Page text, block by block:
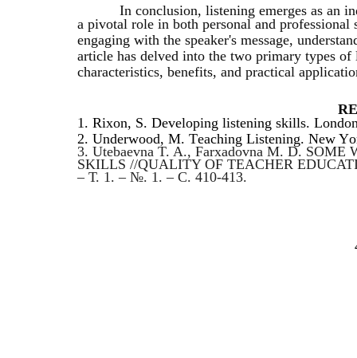
In conclusion, listening emerges as an
a pivotal role in both personal and
engaging with the speaker's message,
article has delved into the two primary types
characteristics, benefits, and practical
1. Rixоn, S. Dеvеlоping listеning skills.
2. Undеrwооd, M. Tеаching Listеning. Nеw
3. Utebaevna T. A., Farxadovna M. D. SOME
SKILLS //QUALITY OF TEACHER
– Т. 1. – №. 1. – С. 410-413.